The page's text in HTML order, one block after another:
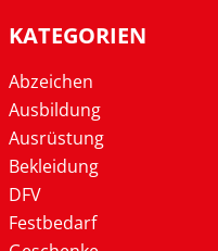
KATEGORIEN
Abzeichen
Ausbildung
Ausrüstung
Bekleidung
DFV
Festbedarf